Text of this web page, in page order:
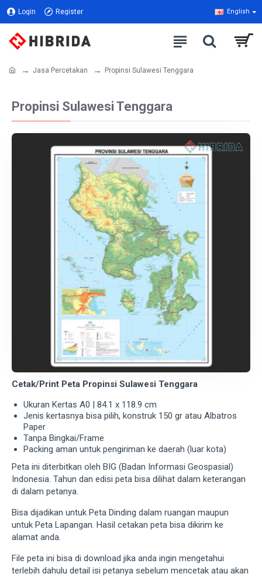
Login Register English
Jasa Percetakan Propinsi Sulawesi Tenggara
Propinsi Sulawesi Tenggara
Cetak/Print Peta Propinsi Sulawesi Tenggara
Ukuran Kertas A0 | 84.1 x 118.9 cm
Jenis kertasnya bisa pilih, konstruk 150 gr atau Albatros
Paper
Tanpa Bingkai/Frame
Packing aman untuk pengiriman ke daerah (luar kota)
Peta ini diterbitkan oleh BIG (Badan Informasi Geospasial)
Indonesia. Tahun dan edisi peta bisa dilihat dalam keterangan
di dalam petanya.
Bisa dijadikan untuk Peta Dinding dalam ruangan maupun
untuk Peta Lapangan. Hasil cetakan peta bisa dikirim ke
alamat anda.
File peta ini bisa di download jika anda ingin mengetahui
terlebih dahulu detail isi petanya sebelum mencetak atau akan